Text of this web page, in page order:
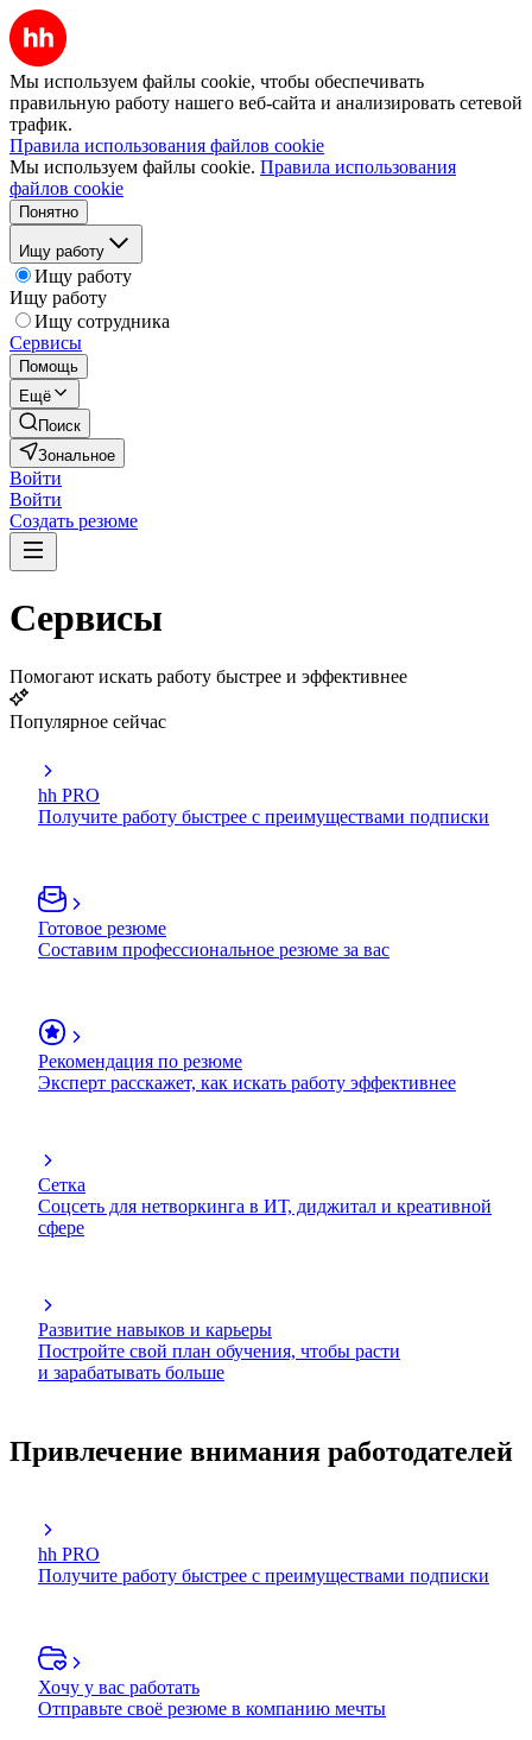
Мы используем файлы cookie, чтобы обеспечивать
правильную работу нашего веб-сайта и анализировать сетевой
трафик.
Правила использования файлов cookie
Мы используем файлы cookie. Правила использования
файлов cookie
Понятно
Ищу работу
Ищу работу
Ищу работу
Ищу сотрудника
Сервисы
Помощь
Ещё
Поиск
Зональное
Войти
Войти
Создать резюме
Сервисы
Помогают искать работу быстрее и эффективнее
Популярное сейчас
hh PRO
Получите работу быстрее с преимуществами подписки
Готовое резюме
Составим профессиональное резюме за вас
Рекомендация по резюме
Эксперт расскажет, как искать работу эффективнее
Сетка
Соцсеть для нетворкинга в ИТ, диджитал и креативной
сфере
Развитие навыков и карьеры
Постройте свой план обучения, чтобы расти
и зарабатывать больше
Привлечение внимания работодателей
hh PRO
Получите работу быстрее с преимуществами подписки
Хочу у вас работать
Отправьте своё резюме в компанию мечты